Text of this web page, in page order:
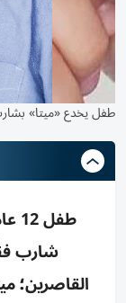
طفل يخدع «ميتا»
القاصرين؛